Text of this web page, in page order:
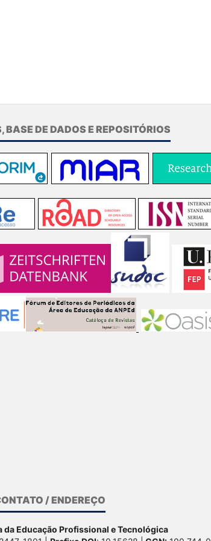
BASE DE DADOS E REPOSITÓRIOS
/ ENDEREÇO
da Educação Profissional e Tecnológica